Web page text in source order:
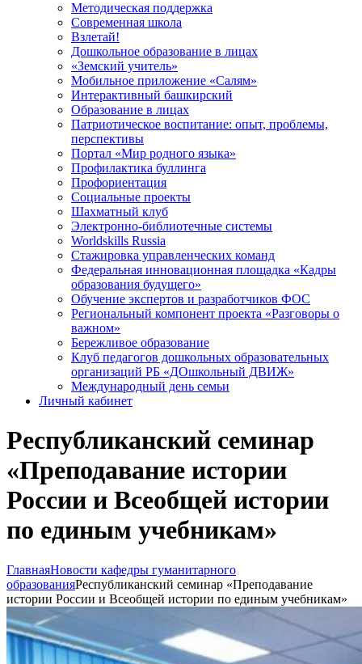
Методическая поддержка
Современная школа
Взлетай!
Дошкольное образование в лицах
«Земский учитель»
Мобильное приложение «Салям»
Интерактивный башкирский
Образование в лицах
Патриотическое воспитание: опыт, проблемы,
перспективы
Портал «Мир родного языка»
Профилактика буллинга
Профориентация
Социальные проекты
Шахматный клуб
Электронно-библиотечные системы
Worldskills Russia
Стажировка управленческих команд
Федеральная инновационная площадка «Кадры
образования будущего»
Обучение экспертов и разработчиков ФОС
Региональный компонент проекта «Разговоры о
важном»
Бережливое образование
Клуб педагогов дошкольных образовательных
организаций РБ «ДОшкольный ДВИЖ»
Международный день семьи
Личный кабинет
Республиканский семинар
«Преподавание истории
России и Всеобщей истории
по единым учебникам»
ГлавнаяНовости кафедры гуманитарного
образованияРеспубликанский семинар «Преподавание
истории России и Всеобщей истории по единым учебникам»